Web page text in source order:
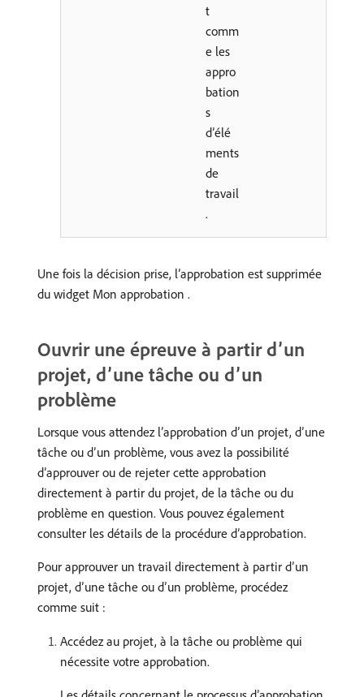
t
comm
e les
appro
bation
s
d’élé
ments
de
travail
.
Une fois la décision prise, l’approbation est supprimée
du widget Mon approbation .
Ouvrir une épreuve à partir d’un
projet, d’une tâche ou d’un
problème
Lorsque vous attendez l’approbation d’un projet, d’une
tâche ou d’un problème, vous avez la possibilité
d’approuver ou de rejeter cette approbation
directement à partir du projet, de la tâche ou du
problème en question. Vous pouvez également
consulter les détails de la procédure d’approbation.
Pour approuver un travail directement à partir d’un
projet, d’une tâche ou d’un problème, procédez
comme suit :
Accédez au projet, à la tâche ou problème qui
nécessite votre approbation.